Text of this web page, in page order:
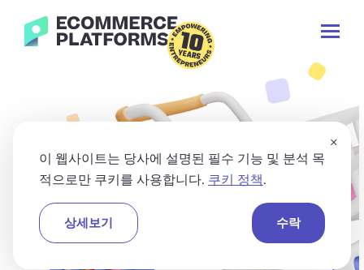
전
자
기
토
글
이 웹사이트는 당사에 설명된 필수 기능 및 분석 목
적으로만 쿠키를 사용합니다. 쿠키 정책.
상세보기 수락
×